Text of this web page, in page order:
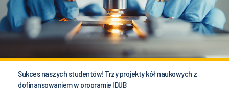
Sukces naszych studentów! Trzy projekty kół naukowych z
dofinansowaniem w programie IDUB